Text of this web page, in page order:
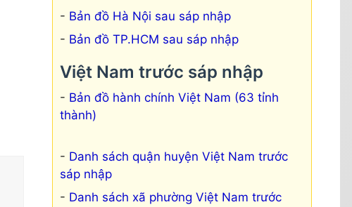
Bản đồ Hà Nội sau sáp nhập
Bản đồ TP.HCM sau sáp nhập
Việt Nam trước sáp nhập
Bản đồ hành chính Việt Nam (63 tỉnh
thành)
Danh sách quận huyện Việt Nam trước
sáp nhập
Danh sách xã phường Việt Nam trước